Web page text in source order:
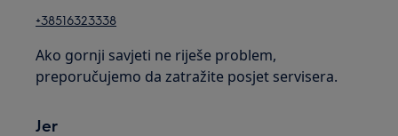
+38516323338
Ako gornji savjeti ne riješe problem,
preporučujemo da zatražite posjet servisera.
Jer